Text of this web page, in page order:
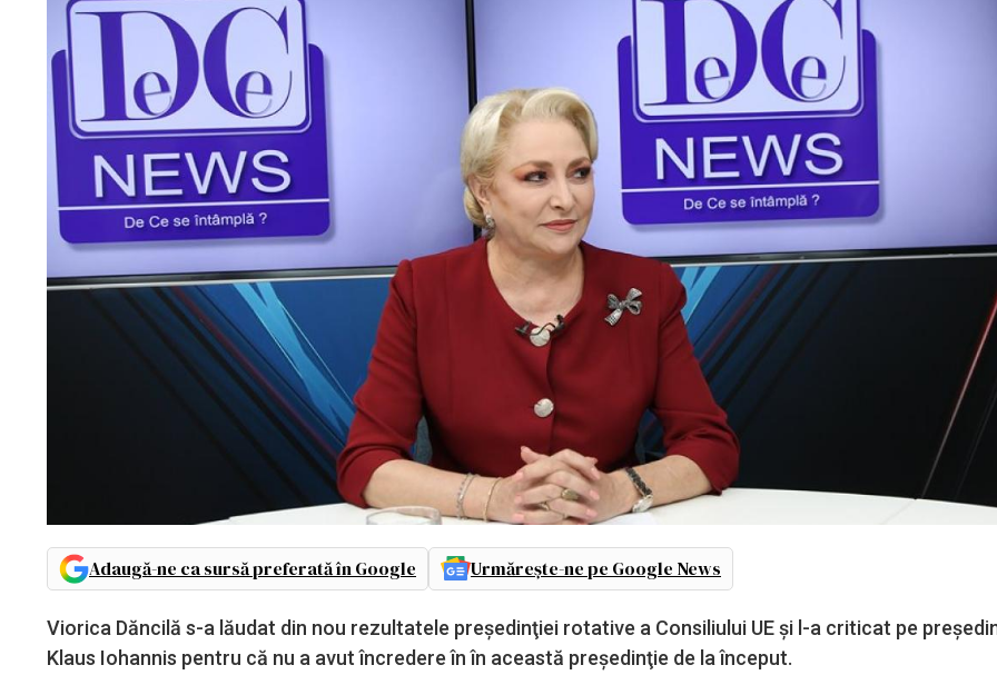
Adaugă-ne ca sursă preferată în Google Urmărește-ne pe Google News
Viorica Dăncilă s-a lăudat din nou rezultatele preşedinţiei rotative a Consiliului UE şi l-a criticat pe
Klaus Iohannis pentru că nu a avut încredere în în această preşedinţie de la început.